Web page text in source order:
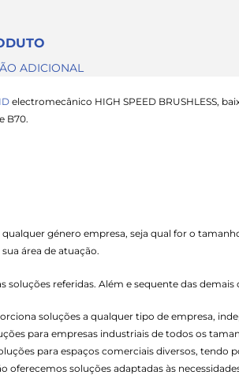
ADICIONAL
electromecânico HIGH SPEED BRUSHLESS,
B70.
género empresa, seja qual for o
área de atuação.
soluções referidas. Além e sequente das
soluções a qualquer tipo de empresa,
para empresas industriais de todos os
para espaços comerciais diversos, tendo
oferecemos soluções adaptadas às